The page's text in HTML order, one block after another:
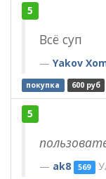
5
Всё суп
Yakov
покупка 600 руб
5
ak8 569